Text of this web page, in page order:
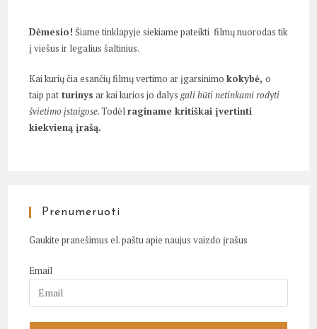
Dėmesio! Šiame tinklapyje siekiame pateikti filmų nuorodas tik
į viešus ir legalius šaltinius.
Kai kurių čia esančių filmų vertimo ar įgarsinimokokybė,o
taip pat turinys ar kai kurios jo dalys gali būti netinkami rodyti
švietimo įstaigose. Todėlraginame kritiškai įvertinti
kiekvieną įrašą.
Prenumeruoti
Gaukite pranešimus el. paštu apie naujus vaizdo įrašus
Email